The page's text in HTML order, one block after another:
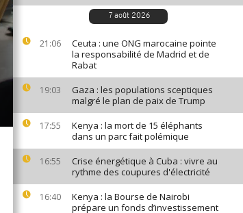
7 août 2026
21:06
Ceuta : une ONG marocaine pointe
la responsabilité de Madrid et de
Rabat
19:03
Gaza : les populations sceptiques
malgré le plan de paix de Trump
17:55
Kenya : la mort de 15 éléphants
dans un parc fait polémique
16:55
Crise énergétique à Cuba : vivre au
rythme des coupures d'électricité
16:40
Kenya : la Bourse de Nairobi
prépare un fonds d’investissement